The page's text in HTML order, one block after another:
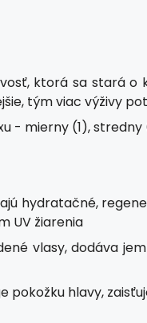
ktorá sa stará o
tým viac výživy
- mierny (1), stredny
hydratačné,
UV žiarenia
vlasy, dodáva
pokožku hlavy,